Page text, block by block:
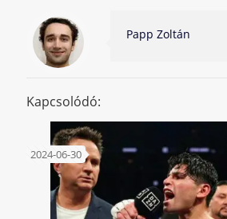
Papp Zoltán
Kapcsolódó:
2024-06-30